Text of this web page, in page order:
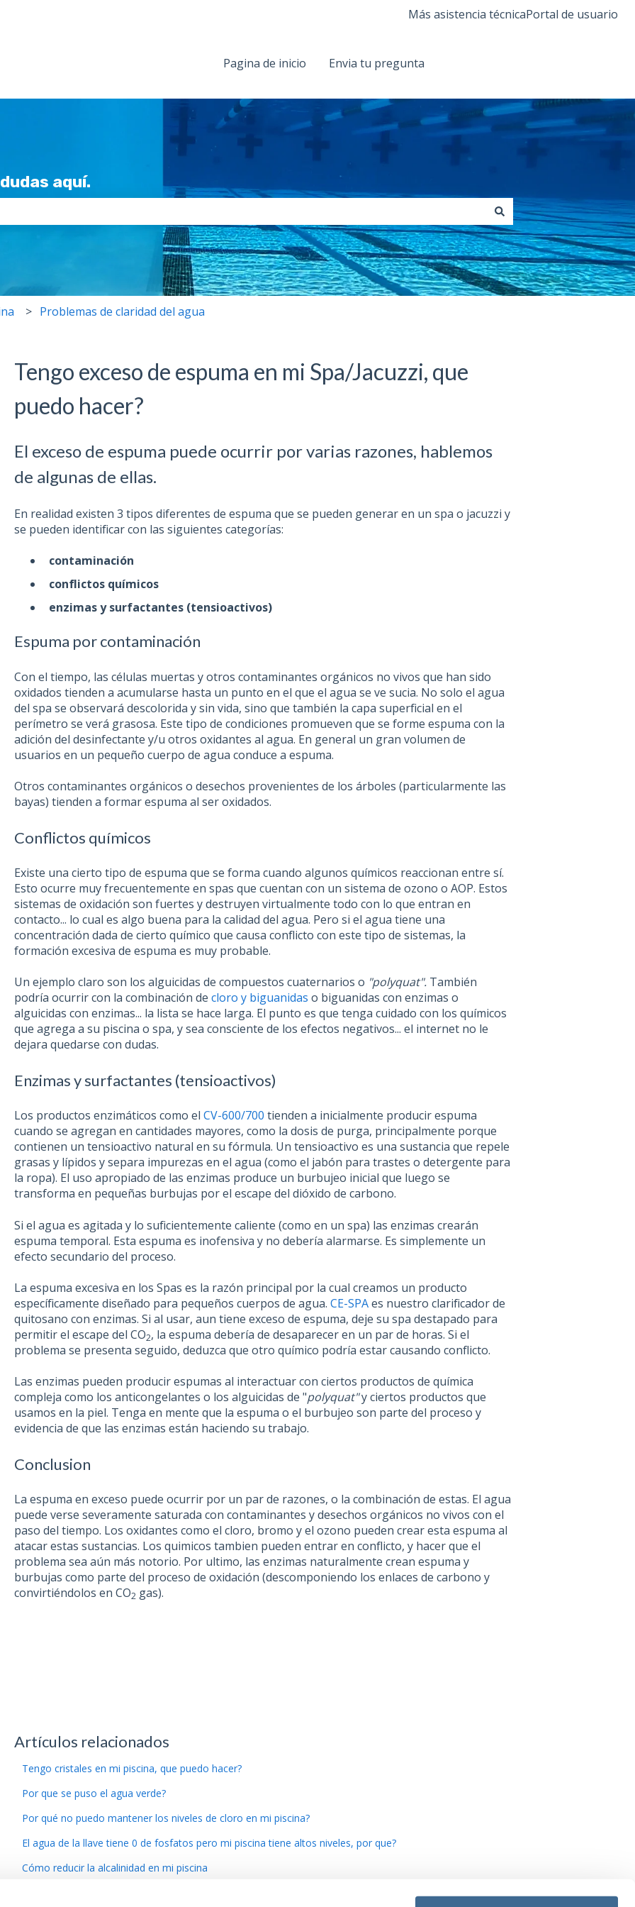
Más asistencia técnicaPortal de usuario
Pagina de inicio Envia tu pregunta
aquí.
Problemas de claridad del agua
Tengo exceso de espuma en mi Spa/Jacuzzi, que
puedo hacer?
El exceso de espuma puede ocurrir por varias razones, hablemos
de algunas de ellas.
En realidad existen 3 tipos diferentes de espuma que se pueden generar en un spa o jacuzzi y
se pueden identificar con las siguientes categorías:
contaminación
conflictos químicos
enzimas y surfactantes (tensioactivos)
Espuma por contaminación
Con el tiempo, las células muertas y otros contaminantes orgánicos no vivos que han sido
oxidados tienden a acumularse hasta un punto en el que el agua se ve sucia. No solo el agua
del spa se observará descolorida y sin vida, sino que también la capa superficial en el
perímetro se verá grasosa. Este tipo de condiciones promueven que se forme espuma con la
adición del desinfectante y/u otros oxidantes al agua. En general un gran volumen de
usuarios en un pequeño cuerpo de agua conduce a espuma.
Otros contaminantes orgánicos o desechos provenientes de los árboles (particularmente las
bayas) tienden a formar espuma al ser oxidados.
Conflictos químicos
Existe una cierto tipo de espuma que se forma cuando algunos químicos reaccionan entre sí.
Esto ocurre muy frecuentemente en spas que cuentan con un sistema de ozono o AOP. Estos
sistemas de oxidación son fuertes y destruyen virtualmente todo con lo que entran en
contacto... lo cual es algo buena para la calidad del agua. Pero si el agua tiene una
concentración dada de cierto químico que causa conflicto con este tipo de sistemas, la
formación excesiva de espuma es muy probable.
Un ejemplo claro son los alguicidas de compuestos cuaternarios o "polyquat". También
podría ocurrir con la combinación de cloro y biguanidas o biguanidas con enzimas o
alguicidas con enzimas... la lista se hace larga. El punto es que tenga cuidado con los químicos
que agrega a su piscina o spa, y sea consciente de los efectos negativos... el internet no le
dejara quedarse con dudas.
Enzimas y surfactantes (tensioactivos)
Los productos enzimáticos como el CV-600/700 tienden a inicialmente producir espuma
cuando se agregan en cantidades mayores, como la dosis de purga, principalmente porque
contienen un tensioactivo natural en su fórmula. Un tensioactivo es una sustancia que repele
grasas y lípidos y separa impurezas en el agua (como el jabón para trastes o detergente para
la ropa). El uso apropiado de las enzimas produce un burbujeo inicial que luego se
transforma en pequeñas burbujas por el escape del dióxido de carbono.
Si el agua es agitada y lo suficientemente caliente (como en un spa) las enzimas crearán
espuma temporal. Esta espuma es inofensiva y no debería alarmarse. Es simplemente un
efecto secundario del proceso.
La espuma excesiva en los Spas es la razón principal por la cual creamos un producto
específicamente diseñado para pequeños cuerpos de agua. CE-SPAes nuestro clarificador de
quitosano con enzimas. Si al usar, aun tiene exceso de espuma, deje su spa destapado para
permitir el escape del CO2, la espuma debería de desaparecer en un par de horas. Si el
problema se presenta seguido, deduzca que otro químico podría estar causando conflicto.
Las enzimas pueden producir espumas al interactuar con ciertos productos de química
compleja como los anticongelantes o los alguicidas de "polyquat"y ciertos productos que
usamos en la piel. Tenga en mente que la espuma o el burbujeo son parte del proceso y
evidencia de que las enzimas están haciendo su trabajo.
Conclusion
La espuma en exceso puede ocurrir por un par de razones, o la combinación de estas. El agua
puede verse severamente saturada con contaminantes y desechos orgánicos no vivos con el
paso del tiempo. Los oxidantes como el cloro, bromo y el ozono pueden crear esta espuma al
atacar estas sustancias. Los quimicos tambien pueden entrar en conflicto, y hacer que el
problema sea aún más notorio. Por ultimo, las enzimas naturalmente crean espuma y
burbujas como parte del proceso de oxidación (descomponiendo los enlaces de carbono y
convirtiéndolos en CO2 gas).
Artículos relacionados
Tengo cristales en mi piscina, que puedo hacer?
Por que se puso el agua verde?
Por qué no puedo mantener los niveles de cloro en mi piscina?
El agua de la llave tiene 0 de fosfatos pero mi piscina tiene altos niveles, por que?
Cómo reducir la alcalinidad en mi piscina